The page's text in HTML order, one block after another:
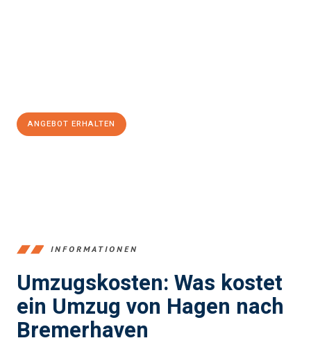
ANGEBOT ERHALTEN
INFORMATIONEN
Umzugskosten: Was kostet
ein Umzug von Hagen nach
Bremerhaven